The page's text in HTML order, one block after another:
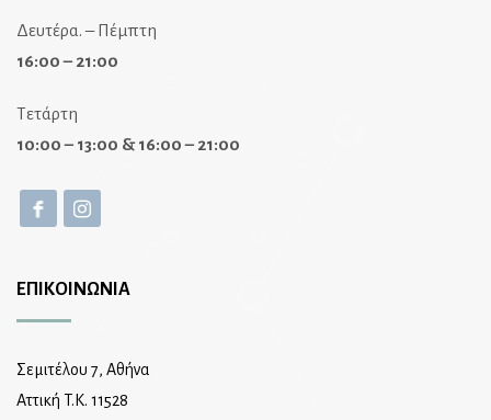
Δευτέρα. – Πέμπτη
16:00 – 21:00
Τετάρτη
10:00 – 13:00 & 16:00 – 21:00
ΕΠΙΚΟΙΝΩΝΙΑ
Σεμιτέλου 7, Αθήνα
Αττική T.K. 11528